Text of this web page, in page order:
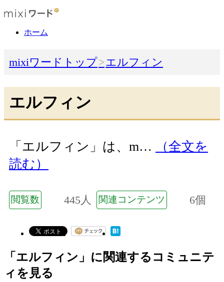
ホーム
mixiワードトップ エルフィン
エルフィン
「エルフィン」は、m…
（全文を
読む）
閲覧数 445人 関連コンテンツ 6個
「エルフィン」に関連するコミュニテ
ィを見る